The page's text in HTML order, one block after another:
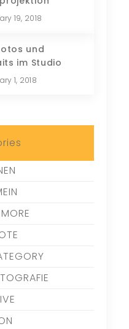
19, 2018
und
im Studio
1, 2018